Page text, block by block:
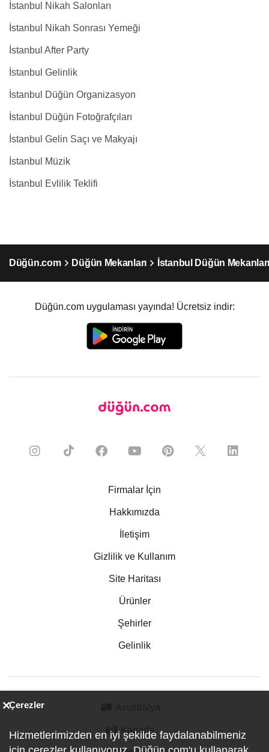
İstanbul Nikah Salonları
İstanbul Nikah Sonrası Yemeği
İstanbul After Party
İstanbul Gelinlik
İstanbul Düğün Organizasyon
İstanbul Düğün Fotoğrafçıları
İstanbul Gelin Saçı ve Makyajı
İstanbul Müzik
İstanbul Evlilik Teklifi
Düğün.com Düğün Mekanları İstanbul Düğün
Düğün.com uygulaması yayında! Ücretsiz indir:
Firmalar İçin
Hakkımızda
İletişim
Gizlilik ve Kullanım
Site Haritası
Ürünler
Şehirler
Gelinlik
Kanada
Çerezler
Hizmetlerimizden en iyi şekilde faydalanabilmeniz